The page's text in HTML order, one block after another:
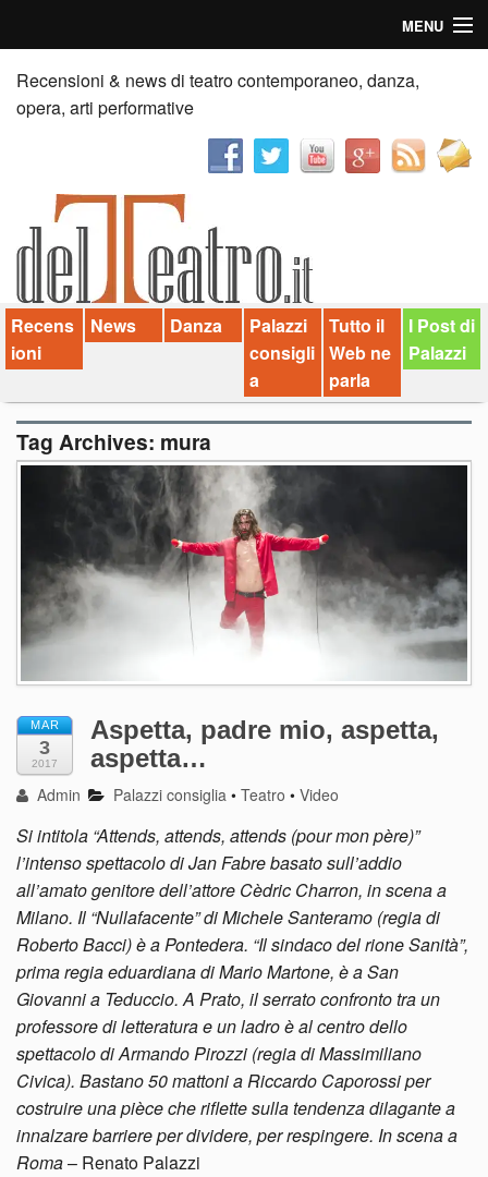
MENU
Home
Recensioni
News
Palazzi consiglia
Video
Chi siamo
Contatti
dT in English
Recensioni & news di teatro contemporaneo, danza,
opera, arti performative
Recens
ioni
News Danza
Palazzi
consigli
a
Tutto il
Web ne
parla
I Post di
Palazzi
Tag Archives: mura
MAR
3
2017
Aspetta, padre mio, aspetta,
aspetta…
Admin Palazzi consiglia •Teatro •Video
Si intitola “Attends, attends, attends (pour mon père)”
l’intenso spettacolo di Jan Fabre basato sull’addio
all’amato genitore dell’attore Cèdric Charron, in scena a
Milano. Il “Nullafacente” di Michele Santeramo (regia di
Roberto Bacci) è a Pontedera. “Il sindaco del rione Sanità”,
prima regia eduardiana di Mario Martone, è a San
Giovanni a Teduccio. A Prato, il serrato confronto tra un
professore di letteratura e un ladro è al centro dello
spettacolo di Armando Pirozzi (regia di Massimiliano
Civica). Bastano 50 mattoni a Riccardo Caporossi per
costruire una pièce che riflette sulla tendenza dilagante a
innalzare barriere per dividere, per respingere. In scena a
Roma– Renato Palazzi